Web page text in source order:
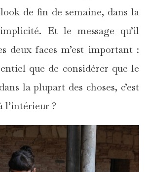
de fin de semaine, dans la
Et le message qu’il
deux faces m’est important :
que de considérer que le
la plupart des choses, c’est
l’intérieur ?